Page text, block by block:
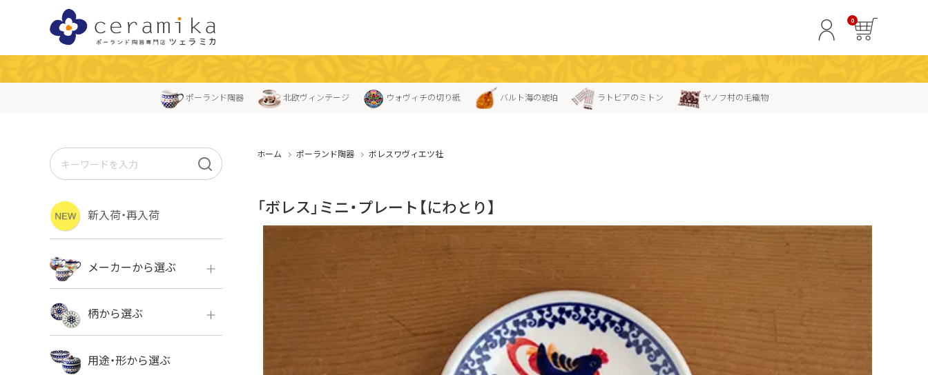
0
ポーランド陶器 北欧ヴィンテージ ウォヴィチの切り紙 バルト海の琥珀 ラトビアのミトン ヤノフ村の毛織物
ホーム ポーランド陶器 ボレスワヴィエツ社
「ボレス」ミニ・プレート【にわとり】
新入荷・再入荷
メーカーから選ぶ
ボレス
VENA
ミレナ
柄から選ぶ
ボレス
用途・形から選ぶ